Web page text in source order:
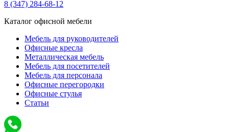
8 (347) 284-68-12
Каталог офисной мебели
Мебель для руководителей
Офисные кресла
Металлическая мебель
Мебель для посетителей
Мебель для персонала
Офисные перегородки
Офисные стулья
Статьи